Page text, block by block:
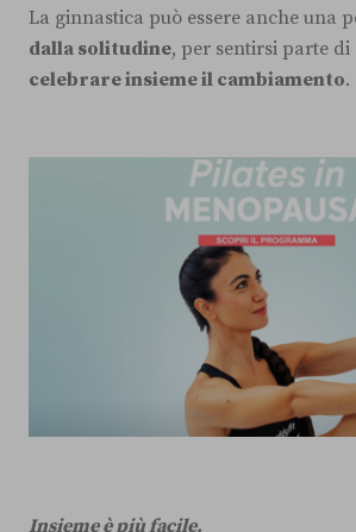
La ginnastica può essere anche una
dalla solitudine, per sentirsi parte di
celebrare insieme il cambiamento.
Insieme è più facile.